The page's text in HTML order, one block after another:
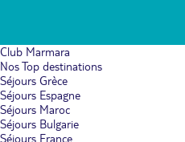
Club Marmara
Nos Top destinations
Séjours Grèce
Séjours Espagne
Séjours Maroc
Séjours Bulgarie
Séjours France